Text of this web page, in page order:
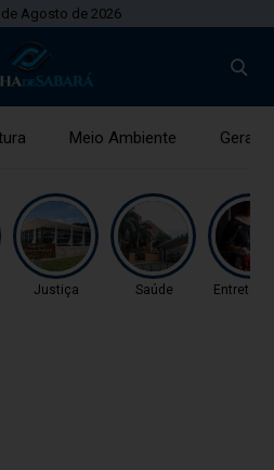
de Agosto de 2026
Meio Ambiente Gerais
Justiça Saúde